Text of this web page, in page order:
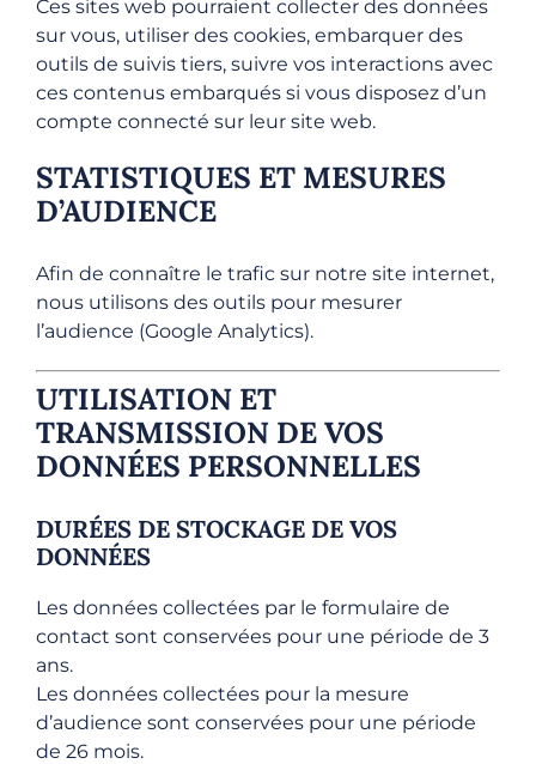
Ces sites web pourraient collecter des données
sur vous, utiliser des cookies, embarquer des
outils de suivis tiers, suivre vos interactions avec
ces contenus embarqués si vous disposez d’un
compte connecté sur leur site web.
STATISTIQUES ET MESURES
D’AUDIENCE
Afin de connaître le trafic sur notre site internet,
nous utilisons des outils pour mesurer
l’audience (Google Analytics).
UTILISATION ET
TRANSMISSION DE VOS
DONNÉES PERSONNELLES
DURÉES DE STOCKAGE DE VOS
DONNÉES
Les données collectées par le formulaire de
contact sont conservées pour une période de 3
ans.
Les données collectées pour la mesure
d’audience sont conservées pour une période
de 26 mois.